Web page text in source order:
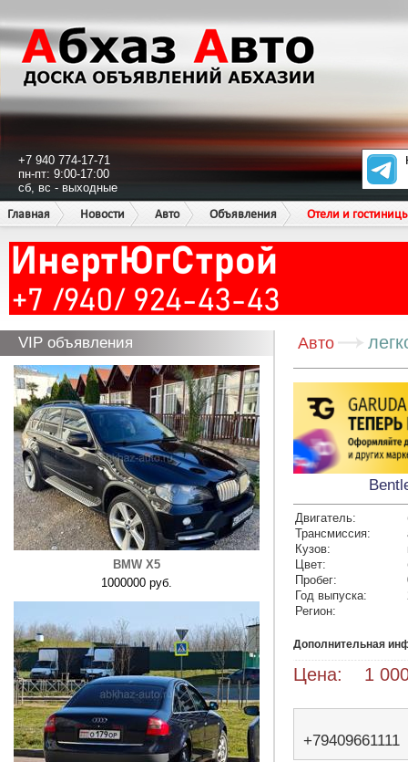
+7 940 774-17-71
пн-пт: 9:00-17:00
сб, вс - выходные
Главная
Новости Авто Объявления Отели и
VIP объявления
BMW X5
1000000 руб.
Авто
Двигатель:
Трансмиссия:
Кузов:
Цвет:
Пробег:
Год выпуска:
Регион:
Дополнительная
Цена: 1 000
+79409661111